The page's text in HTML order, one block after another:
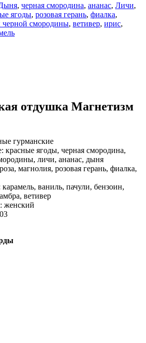
, черная смородина, ананас, Личи,
ягоды, розовая герань, фиалка,
черной смородины, ветивер, ирис,
отдушка Магнетизм
гурманские
красные ягоды, черная смородина,
личи, ананас, дыня
магнолия, розовая герань, фиалка,
ваниль, пачули, бензоин,
ветивер
женский